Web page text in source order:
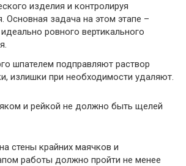
изделия и контролируя
Основная задача на этом этапе –
ровного вертикального
шпателем подправляют раствор
излишки при необходимости удаляют.
и рейкой не должно быть щелей
стены крайних маячков и
работы должно пройти не менее